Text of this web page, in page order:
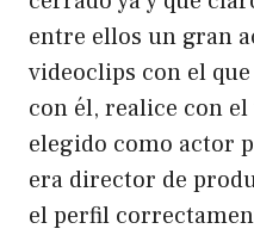
entre ellos un gran
videoclips con el
con él, realice con
elegido como actor
era director de
el perfil